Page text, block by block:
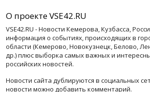
О проекте VSE42.RU
VSE42.RU - Новости Кемерова, Кузбасса,
информация о событиях, происходящих в
области (Кемерово, Новокузнецк, Белово,
др.) плюс выборка самых важных и
российских новостей.
Новости сайта дублируются в социальных
новости можно добавить комментарий.